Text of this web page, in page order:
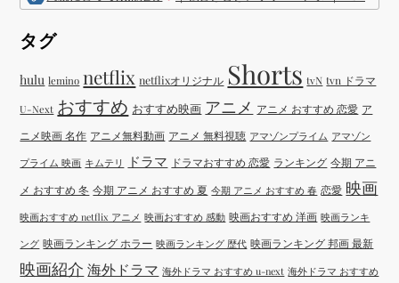
タグ
hulu lemino netflix netflixオリジナル Shorts tvN tvn ドラマ
U-Next おすすめ おすすめ映画 アニメ アニメ おすすめ 恋愛 ア
ニメ映画 名作 アニメ無料動画 アニメ 無料視聴 アマゾンプライム アマゾン
プライム 映画 キムテリ ドラマ ドラマおすすめ 恋愛 ランキング 今期 アニ
メ おすすめ 冬 今期 アニメ おすすめ 夏 今期 アニメ おすすめ 春 恋愛 映画
映画おすすめ netflix アニメ 映画おすすめ 感動 映画おすすめ 洋画 映画ランキ
ング 映画ランキング ホラー 映画ランキング 歴代 映画ランキング 邦画 最新
映画紹介 海外ドラマ 海外ドラマ おすすめ u-next 海外ドラマ おすすめ